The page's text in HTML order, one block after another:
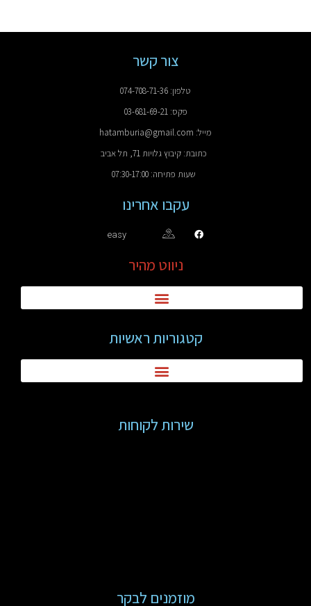
צור קשר
טלפון: 074-708-71-36
פקס: 03-681-69-21
מייל: hatamburia@gmail.com
כתובת: קיבוץ גלויות 71, תל אביב
שעות פתיחה: 07:30-17:00
עקבו אחרינו
easy
ניווט מהיר
קטגוריות ראשיות
שירות לקוחות
מוזמנים לבקר